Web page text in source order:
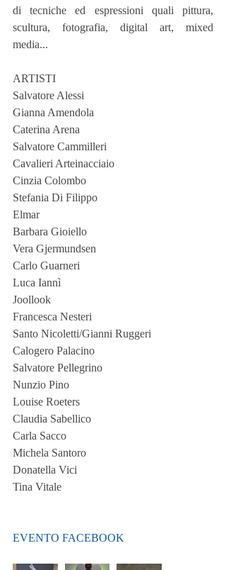
di tecniche ed espressioni quali pittura,
scultura, fotografia, digital art, mixed
media...
ARTISTI
Salvatore Alessi
Gianna Amendola
Caterina Arena
Salvatore Cammilleri
Cavalieri Arteinacciaio
Cinzia Colombo
Stefania Di Filippo
Elmar
Barbara Gioiello
Vera Gjermundsen
Carlo Guarneri
Luca Iannì
Joollook
Francesca Nesteri
Santo Nicoletti/Gianni Ruggeri
Calogero Palacino
Salvatore Pellegrino
Nunzio Pino
Louise Roeters
Claudia Sabellico
Carla Sacco
Michela Santoro
Donatella Vici
Tina Vitale
EVENTO FACEBOOK